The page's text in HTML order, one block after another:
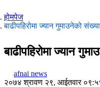
होमपेज
बाढीपहिरोमा ज्यान गुमाउनेको
बाढीपहिरोमा ज्यान
afnai news
२०७४ श्रावण २९, आईतवार